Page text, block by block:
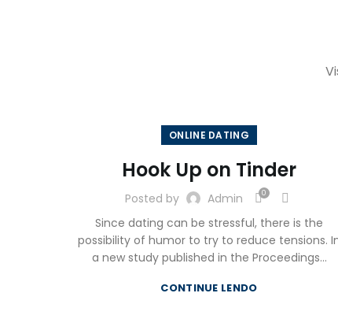
ONLINE DATING
Hook Up on Tinder
Posted by Admin 0
Since dating can be stressful, there is the
possibility of humor to try to reduce tensions.
a new study published in the Proceedings...
CONTINUE LENDO